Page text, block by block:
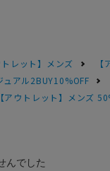
トレット】メンズ
ュアル2BUY10%OFF
【アウトレット】メンズ